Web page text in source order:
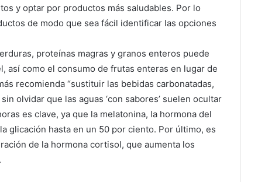
y optar por productos más saludables. Por lo
de modo que sea fácil identificar las opciones
proteínas magras y granos enteros puede
así como el consumo de frutas enteras en lugar de
recomienda “sustituir las bebidas carbonatadas,
olvidar que las aguas ‘con sabores’ suelen ocultar
es clave, ya que la melatonina, la hormona del
glicación hasta en un 50 por ciento. Por último, es
de la hormona cortisol, que aumenta los